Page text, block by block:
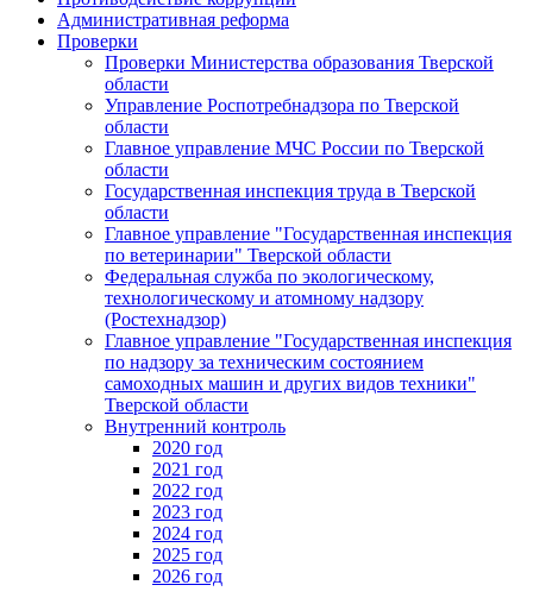
Административная реформа
Проверки
Проверки Министерства образования Тверской
области
Управление Роспотребнадзора по Тверской
области
Главное управление МЧС России по Тверской
области
Государственная инспекция труда в Тверской
области
Главное управление "Государственная инспекция
по ветеринарии" Тверской области
Федеральная служба по экологическому,
технологическому и атомному надзору
(Ростехнадзор)
Главное управление "Государственная инспекция
по надзору за техническим состоянием
самоходных машин и других видов техники"
Тверской области
Внутренний контроль
2020 год
2021 год
2022 год
2023 год
2024 год
2025 год
2026 год